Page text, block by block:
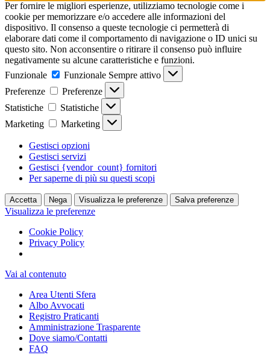
Per fornire le migliori esperienze, utilizziamo tecnologie come i
cookie per memorizzare e/o accedere alle informazioni del
dispositivo. Il consenso a queste tecnologie ci permetterà di
elaborare dati come il comportamento di navigazione o ID unici su
questo sito. Non acconsentire o ritirare il consenso può influire
negativamente su alcune caratteristiche e funzioni.
Funzionale
Funzionale Sempre attivo
Preferenze
Preferenze
Statistiche
Statistiche
Marketing
Marketing
Gestisci opzioni
Gestisci servizi
Gestisci {vendor_count} fornitori
Per saperne di più su questi scopi
Accetta Nega Visualizza le preferenze Salva preferenze
Visualizza le preferenze
Cookie Policy
Privacy Policy
Vai al contenuto
Area Utenti Sfera
Albo Avvocati
Registro Praticanti
Amministrazione Trasparente
Dove siamo/Contatti
FAQ